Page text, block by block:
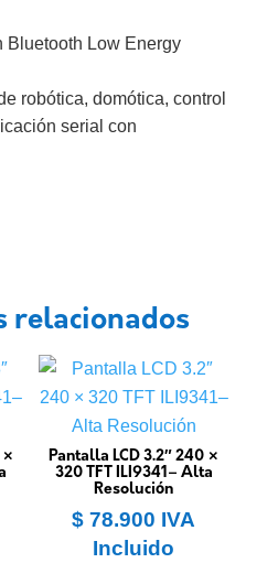
Bluetooth Low Energy
robótica, domótica, control
serial con
relacionados
×
Pantalla LCD 3.2″ 240 ×
320 TFT ILI9341– Alta
Resolución
$ 78.900 IVA
Incluido